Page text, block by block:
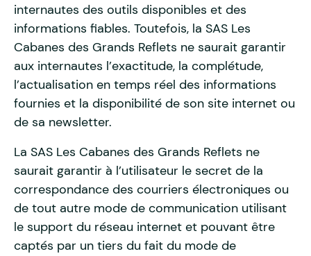
internautes des outils disponibles et des
informations fiables. Toutefois, la SAS Les
Cabanes des Grands Reflets ne saurait garantir
aux internautes l’exactitude, la complétude,
l’actualisation en temps réel des informations
fournies et la disponibilité de son site internet ou
de sa newsletter.
La SAS Les Cabanes des Grands Reflets ne
saurait garantir à l’utilisateur le secret de la
correspondance des courriers électroniques ou
de tout autre mode de communication utilisant
le support du réseau internet et pouvant être
captés par un tiers du fait du mode de